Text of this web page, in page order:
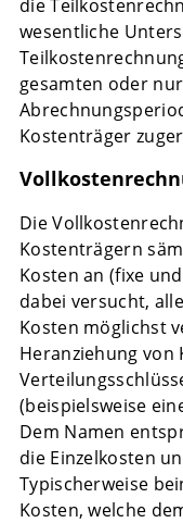
die
wesentliche
gesamten oder
Kostenträger
Die
Kostenträgern
Kosten an (fixe
dabei versucht,
Kosten möglichst
Heranziehung von
(beispielsweise
Dem Namen
die Einzelkosten
Typischerweise
Kosten, welche